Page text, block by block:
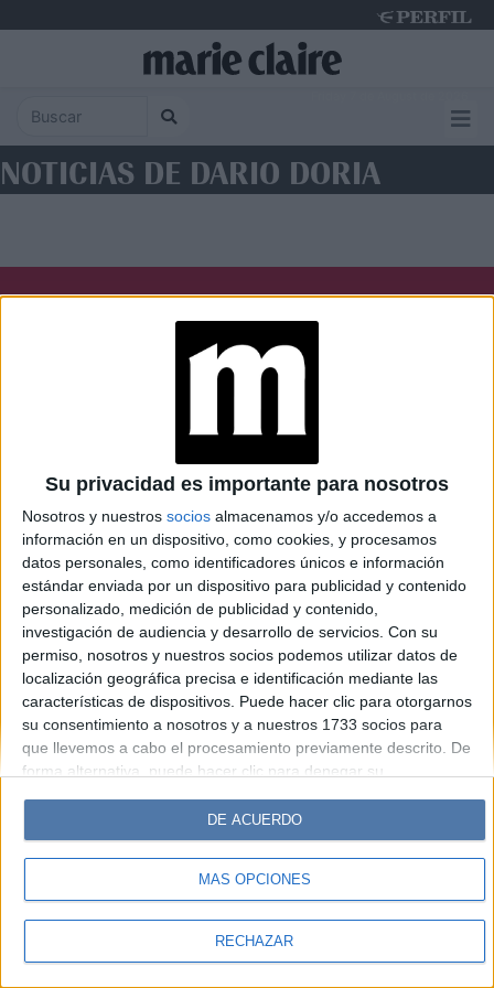
Su privacidad es importante para nosotros
Nosotros y nuestros socios almacenamos y/o accedemos a
información en un dispositivo, como cookies, y procesamos
datos personales, como identificadores únicos e información
estándar enviada por un dispositivo para publicidad y contenido
personalizado, medición de publicidad y contenido,
investigación de audiencia y desarrollo de servicios. Con su
permiso, nosotros y nuestros socios podemos utilizar datos de
localización geográfica precisa e identificación mediante las
características de dispositivos. Puede hacer clic para otorgarnos
su consentimiento a nosotros y a nuestros 1733 socios para
que llevemos a cabo el procesamiento previamente descrito. De
forma alternativa, puede hacer clic para denegar su
cambiar sus preferencias antes de otorgar su consentimiento.
Tenga en cuenta que algún procesamiento de sus datos
personales puede no requerir de su consentimiento, pero usted
tiene el derecho de rechazar tal procesamiento. Sus
sus preferencias o retirar su consentimiento en cualquier
MÁS OPCIONES
RECHAZAR
DE ACUERDO
NOTICIAS DE DARIO DORIA
Caras Noticias
Weekend Parabrisas
Look
Luz Mía Lunateen Break BATimes
© Perfil.com 2006-2019 - Todos los derechos reservados
Registro de Propiedad Intelectual: Nro. 5346433